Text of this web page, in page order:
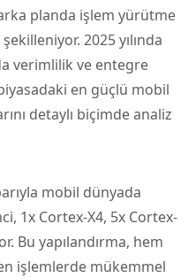
planda işlem yürütme
2025 yılında
verimlilik ve entegre
en güçlü mobil
detaylı biçimde analiz
mobil dünyada
1x Cortex-X4, 5x Cortex-
Bu yapılandırma, hem
işlemlerde mükemmel